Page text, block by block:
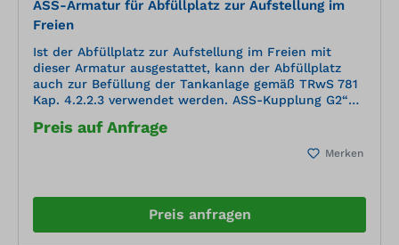
ASS-Armatur für Abfüllplatz zur Aufstellung im
Freien
Ist der Abfüllplatz zur Aufstellung im Freien mit
dieser Armatur ausgestattet, kann der Abfüllplatz
auch zur Befüllung der Tankanlage gemäß TRwS 781
Kap. 4.2.2.3 verwendet werden. ASS-Kupplung G2“
Füllstutzen Wandarmatur zum Umbau eines
bestehen den Grenzwertgebers (GWG) auf ASS-Aus
zwischen Tankstellenmodul und Wandarmatur für
Preis auf Anfrage
Merken
Preis anfragen